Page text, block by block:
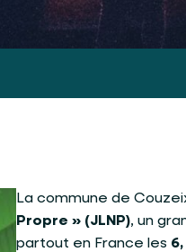
La commune de
Propre » (JLNP), un
partout en France les